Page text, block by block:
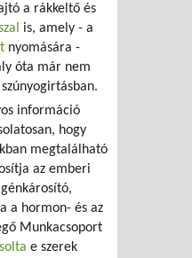
a rákkeltő és
is, amely - a
nyomására -
óta már nem
információ
hogy
megtalálható
az emberi
a hormon- és az
Munkacsoport
e szerek